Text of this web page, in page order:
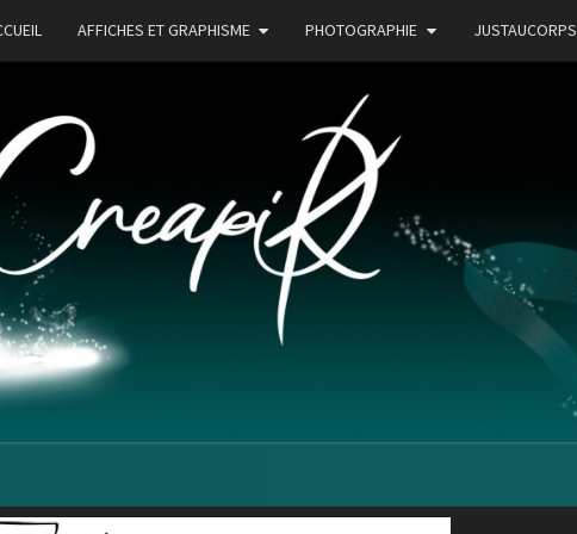
AFFICHES ET GRAPHISME PHOTOGRAPHIE JUSTAUCORPS